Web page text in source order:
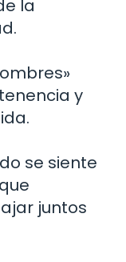
la
y
se siente
juntos